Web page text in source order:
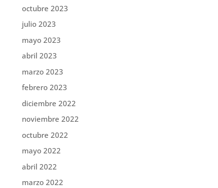
octubre 2023
julio 2023
mayo 2023
abril 2023
marzo 2023
febrero 2023
diciembre 2022
noviembre 2022
octubre 2022
mayo 2022
abril 2022
marzo 2022